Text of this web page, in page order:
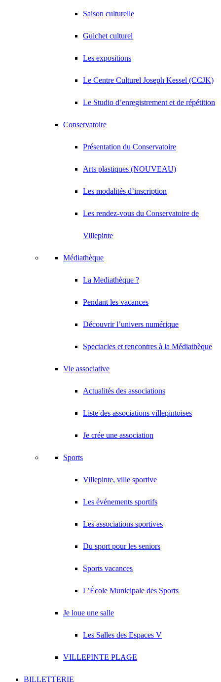
Saison culturelle
Guichet culturel
Les expositions
Le Centre Culturel Joseph Kessel (CCJK)
Le Studio d’enregistrement et de répétition
Conservatoire
Présentation du Conservatoire
Arts plastiques (NOUVEAU)
Les modalités d’inscription
Les rendez-vous du Conservatoire de
Villepinte
Médiathèque
La Mediathèque ?
Pendant les vacances
Découvrir l’univers numérique
Spectacles et rencontres à la Médiathèque
Vie associative
Actualités des associations
Liste des associations villepintoises
Je crée une association
Sports
Villepinte, ville sportive
Les événements sportifs
Les associations sportives
Du sport pour les seniors
Sports vacances
L’École Municipale des Sports
Je loue une salle
Les Salles des Espaces V
VILLEPINTE PLAGE
BILLETTERIE